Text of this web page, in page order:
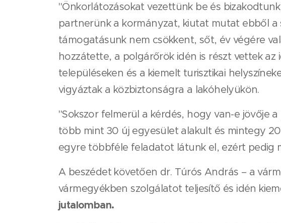
"Önkorlátozásokat vezettünk be és
partnerünk a kormányzat, kiutat mutat ebből a
támogatásunk nem csökkent, sőt, év végére
hozzátette, a polgárőrök idén is részt vettek
településeken és a kiemelt turisztikai
vigyáztak a közbiztonságra a lakóhelyükön.
"Sokszor felmerül a kérdés, hogy van-e jövője
több mint 30 új egyesület alakult és mintegy
egyre többféle feladatot látunk el, ezért pedig
A beszédet követően dr. Túrós András – a
vármegyékben szolgálatot teljesítő és idén
jutalomban.